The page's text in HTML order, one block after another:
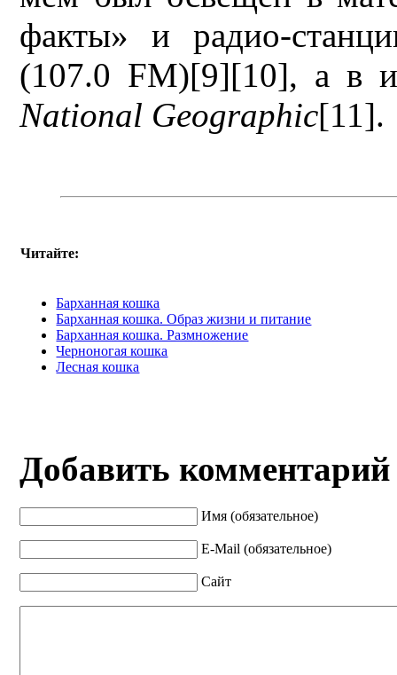
факты» и радио-
(107.0 FM)[9][10], а в
National Geographic[11].
Читайте:
Барханная кошка
Барханная кошка. Образ жизни и питание
Барханная кошка. Размножение
Черноногая кошка
Лесная кошка
Добавить комментарий
Имя (обязательное)
E-Mail (обязательное)
Сайт